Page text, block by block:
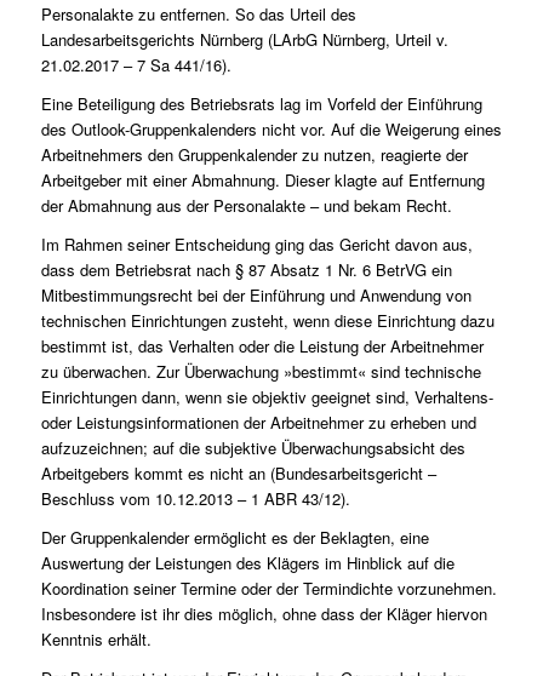
Personalakte zu entfernen. So das Urteil des
Landesarbeitsgerichts Nürnberg (LArbG Nürnberg, Urteil v.
21.02.2017 – 7 Sa 441/16).
Eine Beteiligung des Betriebsrats lag im Vorfeld der Einführung
des Outlook-Gruppenkalenders nicht vor. Auf die Weigerung eines
Arbeitnehmers den Gruppenkalender zu nutzen, reagierte der
Arbeitgeber mit einer Abmahnung. Dieser klagte auf Entfernung
der Abmahnung aus der Personalakte – und bekam Recht.
Im Rahmen seiner Entscheidung ging das Gericht davon aus,
dass dem Betriebsrat nach § 87 Absatz 1 Nr. 6 BetrVG ein
Mitbestimmungsrecht bei der Einführung und Anwendung von
technischen Einrichtungen zusteht, wenn diese Einrichtung dazu
bestimmt ist, das Verhalten oder die Leistung der Arbeitnehmer
zu überwachen. Zur Überwachung »bestimmt« sind technische
Einrichtungen dann, wenn sie objektiv geeignet sind, Verhaltens-
oder Leistungsinformationen der Arbeitnehmer zu erheben und
aufzuzeichnen; auf die subjektive Überwachungsabsicht des
Arbeitgebers kommt es nicht an (Bundesarbeitsgericht –
Beschluss vom 10.12.2013 – 1 ABR 43/12).
Der Gruppenkalender ermöglicht es der Beklagten, eine
Auswertung der Leistungen des Klägers im Hinblick auf die
Koordination seiner Termine oder der Termindichte vorzunehmen.
Insbesondere ist ihr dies möglich, ohne dass der Kläger hiervon
Kenntnis erhält.